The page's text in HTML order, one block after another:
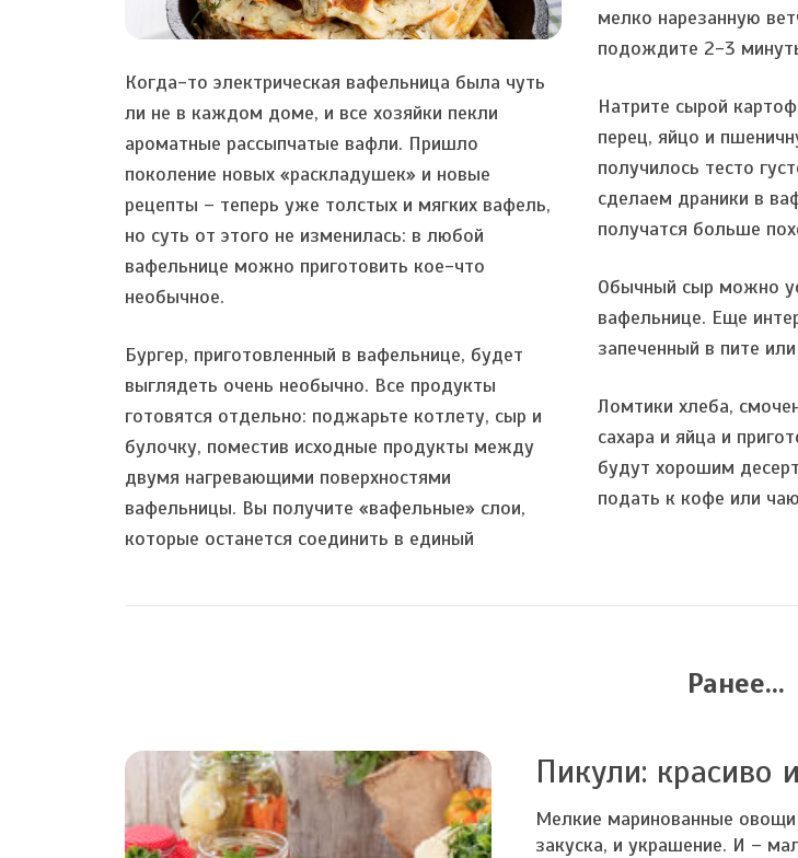
Когда-то электрическая вафельница была чуть
ли не в каждом доме, и все хозяйки пекли
ароматные рассыпчатые вафли. Пришло
поколение новых «раскладушек» и новые
рецепты – теперь уже толстых и мягких вафель,
но суть от этого не изменилась: в любой
вафельнице можно приготовить кое-что
необычное.
Бургер, приготовленный в вафельнице, будет
выглядеть очень необычно. Все продукты
готовятся отдельно: поджарьте котлету, сыр и
булочку, поместив исходные продукты между
двумя нагревающими поверхностями
вафельницы. Вы получите «вафельные» слои,
которые останется соединить в единый
мелко нарезанную
подождите 2-3
Натрите сырой
перец, яйцо и
получилось тесто
сделаем драники в
получатся больше
Обычный сыр можно
вафельнице. Еще
запеченный в пите
Ломтики хлеба,
сахара и яйца и
будут хорошим
подать к кофе или
Ранее...
Пикули: красиво
Мелкие маринованные овощи
закуска, и украшение. И –